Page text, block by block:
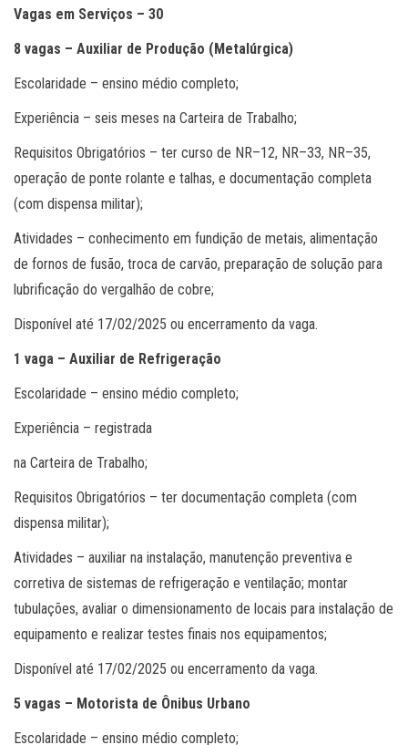
Vagas em Serviços – 30
8 vagas – Auxiliar de Produção (Metalúrgica)
Escolaridade – ensino médio completo;
Experiência – seis meses na Carteira de Trabalho;
Requisitos Obrigatórios – ter curso de NR–12, NR–33, NR–35,
operação de ponte rolante e talhas, e documentação completa
(com dispensa militar);
Atividades – conhecimento em fundição de metais, alimentação
de fornos de fusão, troca de carvão, preparação de solução para
lubrificação do vergalhão de cobre;
Disponível até 17/02/2025 ou encerramento da vaga.
1 vaga – Auxiliar de Refrigeração
Escolaridade – ensino médio completo;
Experiência – registrada
na Carteira de Trabalho;
Requisitos Obrigatórios – ter documentação completa (com
dispensa militar);
Atividades – auxiliar na instalação, manutenção preventiva e
corretiva de sistemas de refrigeração e ventilação; montar
tubulações, avaliar o dimensionamento de locais para instalação de
equipamento e realizar testes finais nos equipamentos;
Disponível até 17/02/2025 ou encerramento da vaga.
5 vagas – Motorista de Ônibus Urbano
Escolaridade – ensino médio completo;